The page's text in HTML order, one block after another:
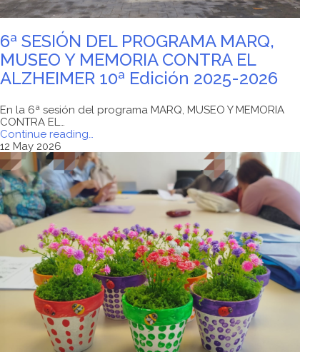
6ª SESIÓN DEL PROGRAMA MARQ,
MUSEO Y MEMORIA CONTRA EL
ALZHEIMER 10ª Edición 2025-2026
En la 6ª sesión del programa MARQ, MUSEO Y MEMORIA
CONTRA EL…
Continue reading
DEL
PROGRAMA
MARQ,
MUSEO
Y
MEMORIA
CONTRA
EL
ALZHEIMER
10ª
Edición
2025-
2026"
…
12 May 2026